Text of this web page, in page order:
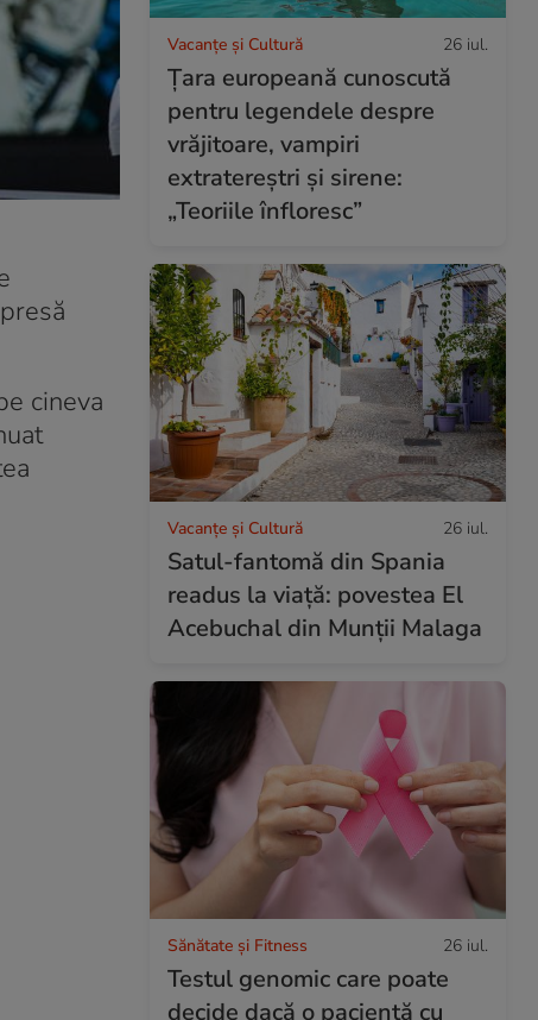
cineva
Vacanțe și Cultură 26 iul.
Țara europeană cunoscută
pentru legendele despre
vrăjitoare, vampiri
extratereștri și sirene:
„Teoriile înfloresc”
Vacanțe și Cultură 26 iul.
Satul-fantomă din Spania
readus la viață: povestea El
Acebuchal din Munții Malaga
Sănătate și Fitness 26 iul.
Testul genomic care poate
decide dacă o pacientă cu